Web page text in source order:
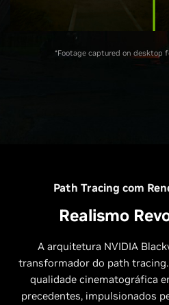
*Footage captured on desktop
Path Tracing com
Realismo
A arquitetura NVIDIA
transformador do path
qualidade cinematográfica
precedentes, impulsionados